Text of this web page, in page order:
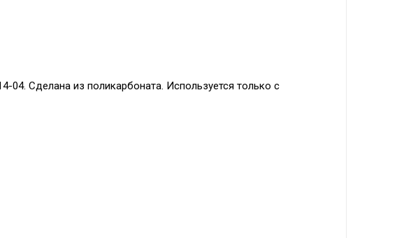
04. Сделана из поликарбоната. Используется только с